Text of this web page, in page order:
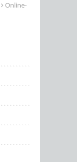
Online-